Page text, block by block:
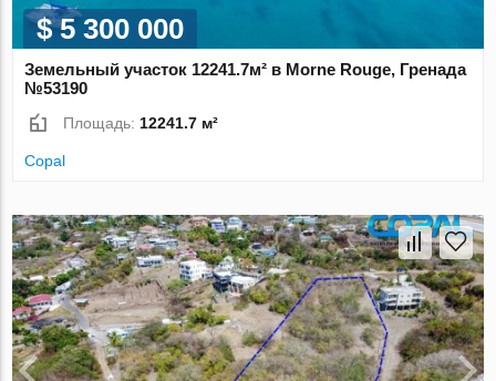
$ 5 300 000
Земельный участок 12241.7м² в Morne Rouge, Гренада
№53190
Площадь: 12241.7 м²
Copal